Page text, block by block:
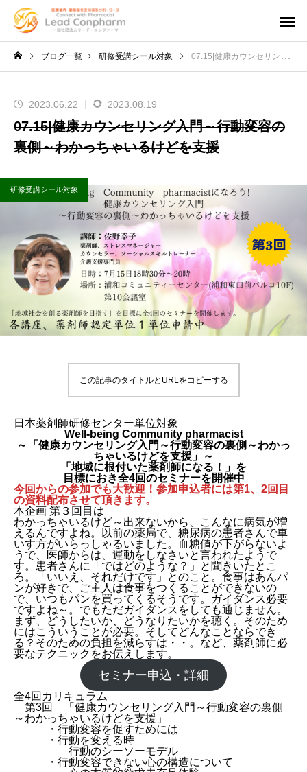
ブログ一覧 研修受講シール対象 07.15|健康カウンセリング入門～行動変容の裏側～わかっちゃいるけどを支援
2023.06.22 2023.08.19
07.15|健康カウンセリング入門～行動変容の
裏側～わかっちゃいるけどを支援
研修受講シール対象
この記事のタイトルとURLをコピーする
日本薬剤師研修センター単位対象
Well-being Community pharmacist
～「健康カウンセリング入門～行動変容の裏側～わかっ
ちゃいるけどを支援」～
「地域に根付いた薬剤師になる！」を
目標におき全4回のセミナーを開催中
今回からの参加でも大歓迎！参加申込者には第1、2回目
の資料配布させて頂きます。
本企画 第３回目は
わかっちゃいるけど～出来ないから、こんなに病気が増
えるんですよね。以前の薬局で、糖尿病の患者さんで車
いす方がいらっしゃるいました。血糖値が下がらないよ
うで、医師からは、運動をしなさいと言われたようで
す。患者さんに「ではどのような？」と聞きいたとこ
ろ。「いいえ、それだけです」とのこと。食事はあんパ
ンが好きで、ご主人は食事をつくることができないの
で、いつもパンを買ってくるそうです。ガイダンス必要
ですよね～。でもただガイダンスをしても通じません。
まず、どうしたいか、どうなりたいかを聴く。そのため
にはこういうことが必要。そしてどんなことならでき
る？そのための負担を減らすは・・。など、薬剤師に必
要なテクニックをお伝えします。
セミナー申込・詳細
全4回カリキュラム
第3回 「健康カウンセリング入門～行動変容の裏側
～わかっちゃいるけどを支援」
・行動変容を促すためには
・行動を変える時
行動のシーソーモデル
・行動変容できない心の構造について